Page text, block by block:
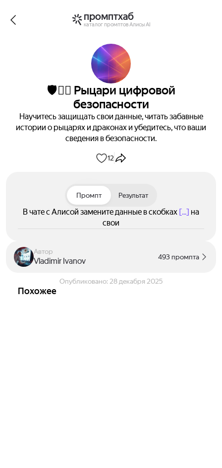
промптхаб
каталог промптов Алисы AI
🛡️🧙‍♂️ Рыцари цифровой
безопасности
Научитесь защищать свои данные, читать забавные
истории о рыцарях и драконах и убедитесь, что ваши
сведения в безопасности.
12
Промпт Результат
В чате с Алисой замените данные в скобках [...] на
свои
Автор
Vladimir Ivanov 493 промпта
Опубликовано: 28 декабря 2025
Похожее